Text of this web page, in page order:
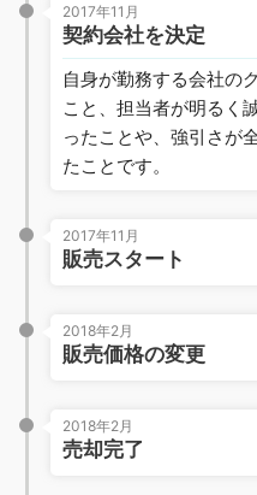
2017年11月
契約会社を決定
自身が勤務する会社の
こと、担当者が明るく
ったことや、強引さが
たことです。
2017年11月
販売スタート
2018年2月
販売価格の変更
2018年2月
売却完了